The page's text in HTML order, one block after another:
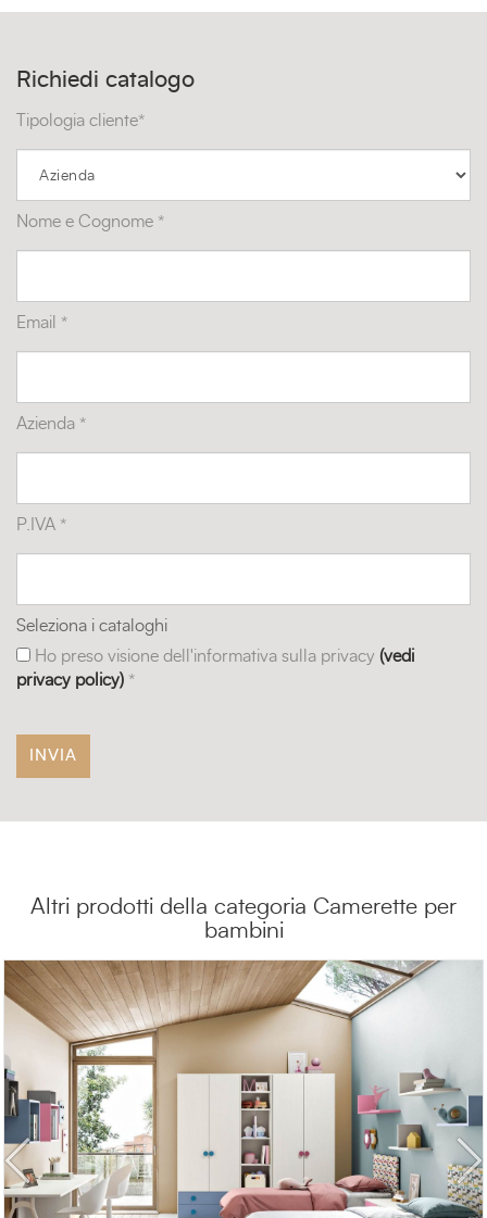
Richiedi catalogo
Tipologia cliente*
Nome e Cognome *
Email *
Azienda *
P.IVA *
Seleziona i cataloghi
Ho preso visione dell'informativa sulla privacy (vedi
privacy policy) *
Altri prodotti della categoria Camerette per
bambini